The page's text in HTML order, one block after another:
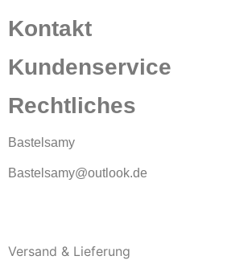
Kontakt
Kundenservice
Rechtliches
Bastelsamy
Bastelsamy@outlook.de
Versand & Lieferung